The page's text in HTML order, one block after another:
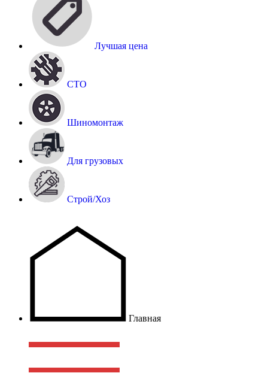
Лучшая цена
СТО
Шиномонтаж
Для грузовых
Строй/Хоз
Главная